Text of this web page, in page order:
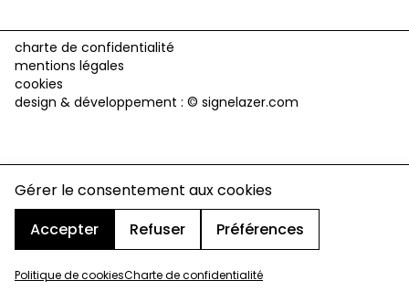
Gérer le consentement aux cookies
Accepter
Refuser Préférences
Politique de cookiesCharte de confidentialité
charte de confidentialité
mentions légales
cookies
design & développement : © signelazer.com